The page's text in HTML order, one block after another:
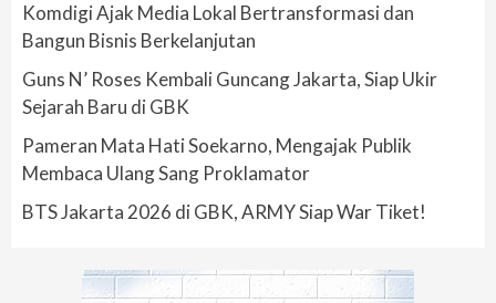
Komdigi Ajak Media Lokal Bertransformasi dan
Bangun Bisnis Berkelanjutan
Guns N’ Roses Kembali Guncang Jakarta, Siap Ukir
Sejarah Baru di GBK
Pameran Mata Hati Soekarno, Mengajak Publik
Membaca Ulang Sang Proklamator
BTS Jakarta 2026 di GBK, ARMY Siap War Tiket!